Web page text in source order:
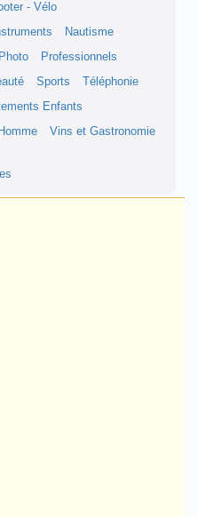
- Vélo
Nautisme
Photo
Professionnels
Sports
Téléphonie
Enfants
Vins et Gastronomie